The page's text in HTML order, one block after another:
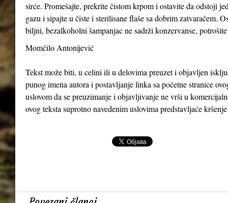
sirće. Promešajte, prekrite čistom krpom i ostavite da odstoji
gazu i sipajte u čiste i sterilisane flaše sa dobrim zatvaračem.
biljni, bezalkoholni šampanjac ne sadrži konzervanse,
Momčilo Antonijević
Tekst može biti, u celini ili u delovima preuzet i objavljen
punog imena autora i postavljanje linka sa početne stranice
uslovom da se preuzimanje i objavljivanje ne vrši u
ovog teksta suprotno navedenim uslovima predstavljaće